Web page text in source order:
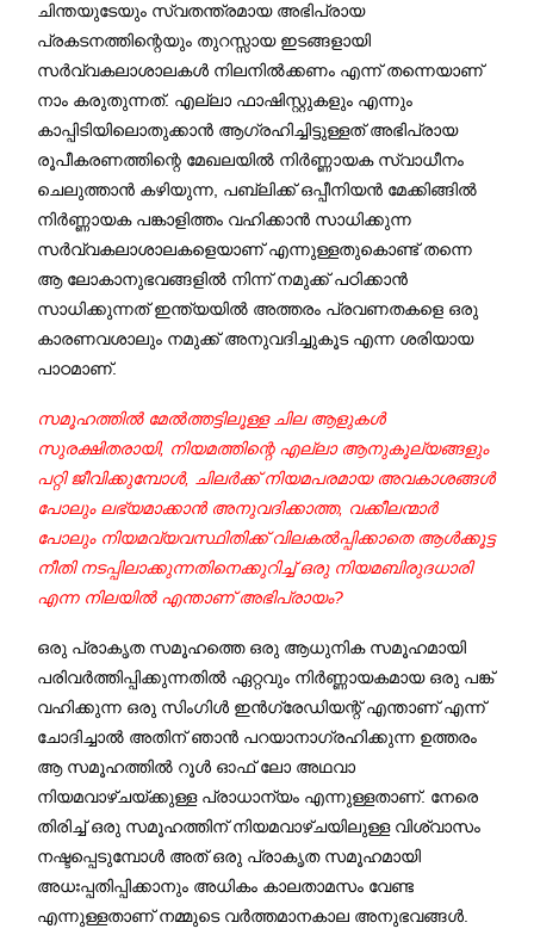
ചിന്തയുടേയും സ്വതന്ത്രമായ അഭിപ്രായ
പ്രകടനത്തിന്റെയും തുറസ്സായ ഇടങ്ങളായി
സര്‍വ്വകലാശാലകള്‍ നിലനില്‍ക്കണം എന്ന് തന്നെയാണ്
നാം കരുതുന്നത്. എല്ലാ ഫാഷിസ്റ്റുകളും എന്നും
കാപ്പിടിയിലൊതുക്കാന്‍ ആഗ്രഹിച്ചിട്ടുള്ളത് അഭിപ്രായ
രൂപീകരണത്തിന്റെ മേഖലയില്‍ നിര്‍ണ്ണായക സ്വാധീനം
ചെലുത്താന്‍ കഴിയുന്ന, പബ്ലിക്ക് ഒപ്പീനിയന്‍ മേക്കിങ്ങില്‍
നിര്‍ണ്ണായക പങ്കാളിത്തം വഹിക്കാന്‍ സാധിക്കുന്ന
സര്‍വ്വകലാശാലകളെയാണ് എന്നുള്ളതുകൊണ്ട് തന്നെ
ആ ലോകാനുഭവങ്ങളില്‍ നിന്ന് നമുക്ക് പഠിക്കാന്‍
സാധിക്കുന്നത് ഇന്ത്യയില്‍ അത്തരം പ്രവണതകളെ ഒരു
കാരണവശാലും നമുക്ക് അനുവദിച്ചുകൂട എന്ന ശരിയായ
പാഠമാണ്.
സമൂഹത്തില്‍ മേല്‍ത്തട്ടിലൂള്ള ചില ആളുകള്‍
സുരക്ഷിതരായി, നിയമത്തിന്റെ എല്ലാ ആനുകൂല്യങ്ങളും
പറ്റി ജീവിക്കുമ്പോള്‍, ചിലര്‍ക്ക് നിയമപരമായ അവകാശങ്ങള്‍
പോലും ലഭ്യമാക്കാന്‍ അനുവദിക്കാത്ത, വക്കീലന്മാര്‍
പോലും നിയമവ്യവസ്ഥിതിക്ക് വിലകല്‍പ്പിക്കാതെ ആള്‍ക്കൂട്ട
നീതി നടപ്പിലാക്കുന്നതിനെക്കുറിച്ച് ഒരു നിയമബിരുദധാരി
എന്ന നിലയില്‍ എന്താണ് അഭിപ്രായം?
ഒരു പ്രാകൃത സമൂഹത്തെ ഒരു ആധുനിക സമൂഹമായി
പരിവര്‍ത്തിപ്പിക്കുന്നതില്‍ ഏറ്റവും നിര്‍ണ്ണായകമായ ഒരു പങ്ക്
വഹിക്കുന്ന ഒരു സിംഗിള്‍ ഇന്‍ഗ്രേഡിയന്റ് എന്താണ് എന്ന്
ചോദിച്ചാല്‍ അതിന് ഞാന്‍ പറയാനാഗ്രഹിക്കുന്ന ഉത്തരം
ആ സമൂഹത്തില്‍ റൂള്‍ ഓഫ് ലോ അഥവാ
നിയമവാഴ്ചയ്ക്കുള്ള പ്രാധാന്യം എന്നുള്ളതാണ്. നേരെ
തിരിച്ച് ഒരു സമൂഹത്തിന് നിയമവാഴ്ചയിലുള്ള വിശ്വാസം
നഷ്ടപ്പെടുമ്പോള്‍ അത് ഒരു പ്രാകൃത സമൂഹമായി
അധഃപ്പതിപ്പിക്കാനും അധികം കാലതാമസം വേണ്ട
എന്നുള്ളതാണ് നമ്മുടെ വര്‍ത്തമാനകാല അനുഭവങ്ങള്‍.